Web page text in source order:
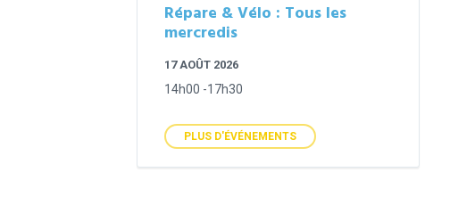
Répare & Vélo : Tous les
mercredis
17 AOÛT 2026
14h00 -17h30
PLUS D'ÉVÉNEMENTS